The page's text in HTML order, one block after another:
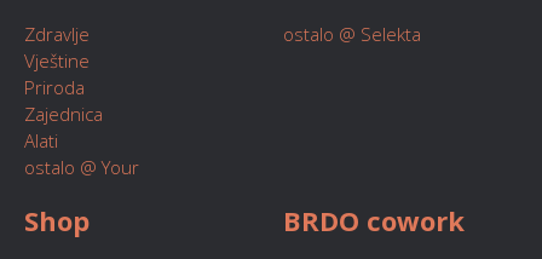
Zdravlje
Vještine
Priroda
Zajednica
Alati
ostalo @ Your
ostalo @ Selekta
Shop BRDO cowork